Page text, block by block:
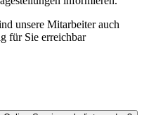
unsere Mitarbeiter auch
für Sie erreichbar